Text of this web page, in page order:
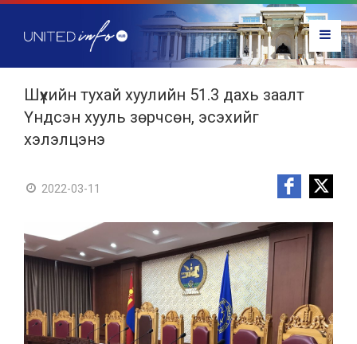
Шүүхийн тухай хуулийн 51.3 дахь заалт
Үндсэн хууль зөрчсөн, эсэхийг
хэлэлцэнэ
2022-03-11